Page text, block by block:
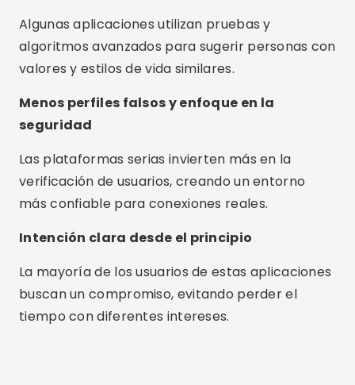
Algunas aplicaciones utilizan pruebas y
algoritmos avanzados para sugerir personas con
valores y estilos de vida similares.
Menos perfiles falsos y enfoque en la
seguridad
Las plataformas serias invierten más en la
verificación de usuarios, creando un entorno
más confiable para conexiones reales.
Intención clara desde el principio
La mayoría de los usuarios de estas aplicaciones
buscan un compromiso, evitando perder el
tiempo con diferentes intereses.